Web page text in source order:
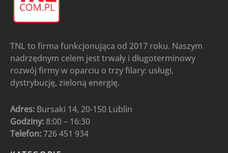
TNL to firma funkcjonująca od 2017 roku. Naszym
nadrzędnym celem jest trwały i długoterminowy
rozwój firmy w oparciu o trzy filary: usługi,
dystrybucję, zieloną energię.
Adres: Bursaki 14, 20-150 Lublin
Godziny: 8:00 – 16:30
Telefon:726 451 934